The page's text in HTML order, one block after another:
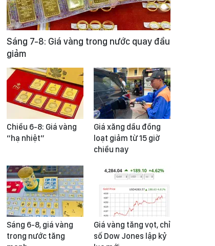
Sáng 7-8: Giá vàng trong nước quay đầu
giảm
Chiều 6-8: Giá vàng
“hạ nhiệt”
Giá xăng dầu đồng
loạt giảm từ 15 giờ
chiều nay
Sáng 6-8, giá vàng
trong nước tăng
Giá vàng tăng vọt, chỉ
số Dow Jones lập kỷ